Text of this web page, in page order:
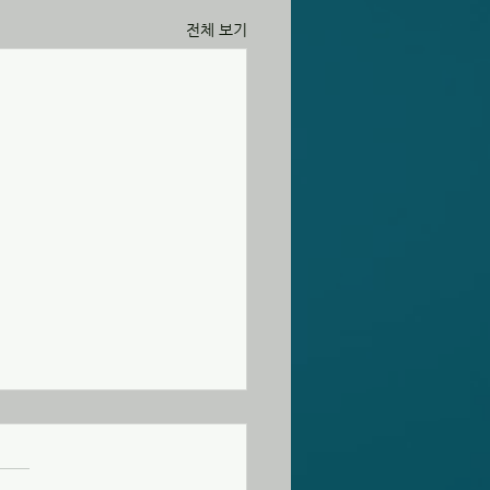
전체 보기
교회소식
오후 1시 10분에 202호에